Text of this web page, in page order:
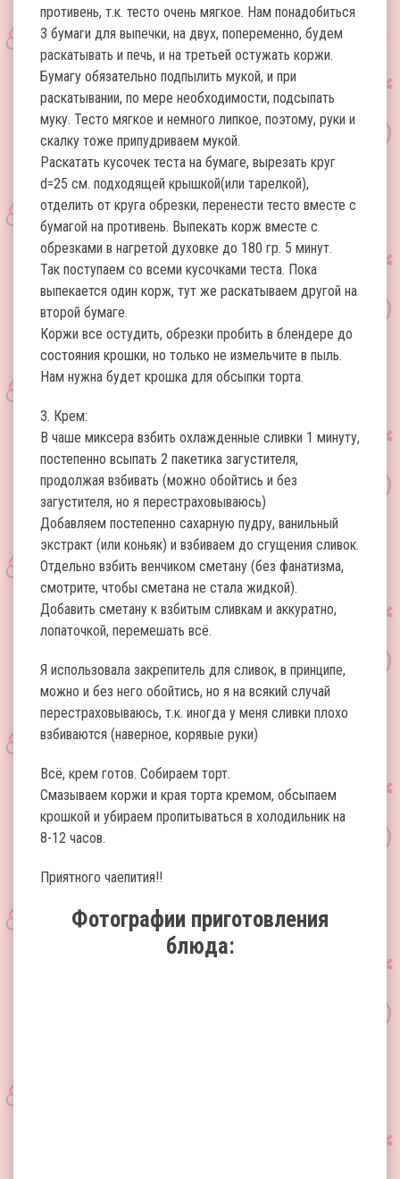
противень, т.к. тесто очень мягкое. Нам понадобиться
3 бумаги для выпечки, на двух, попеременно, будем
раскатывать и печь, и на третьей остужать коржи.
Бумагу обязательно подпылить мукой, и при
раскатывании, по мере необходимости, подсыпать
муку. Тесто мягкое и немного липкое, поэтому, руки и
скалку тоже припудриваем мукой.
Раскатать кусочек теста на бумаге, вырезать круг
d=25 см. подходящей крышкой(или тарелкой),
отделить от круга обрезки, перенести тесто вместе с
бумагой на противень. Выпекать корж вместе с
обрезками в нагретой духовке до 180 гр. 5 минут.
Так поступаем со всеми кусочками теста. Пока
выпекается один корж, тут же раскатываем другой на
второй бумаге.
Коржи все остудить, обрезки пробить в блендере до
состояния крошки, но только не измельчите в пыль.
Нам нужна будет крошка для обсыпки торта.
3. Крем:
В чаше миксера взбить охлажденные сливки 1 минуту,
постепенно всыпать 2 пакетика загустителя,
продолжая взбивать (можно обойтись и без
загустителя, но я перестраховываюсь)
Добавляем постепенно сахарную пудру, ванильный
экстракт (или коньяк) и взбиваем до сгущения сливок.
Отдельно взбить венчиком сметану (без фанатизма,
смотрите, чтобы сметана не стала жидкой).
Добавить сметану к взбитым сливкам и аккуратно,
лопаточкой, перемешать всё.
Я использовала закрепитель для сливок, в принципе,
можно и без него обойтись, но я на всякий случай
перестраховываюсь, т.к. иногда у меня сливки плохо
взбиваются (наверное, корявые руки)
Всё, крем готов. Собираем торт.
Смазываем коржи и края торта кремом, обсыпаем
крошкой и убираем пропитываться в холодильник на
8-12 часов.
Приятного чаепития!!
Фотографии приготовления
блюда: